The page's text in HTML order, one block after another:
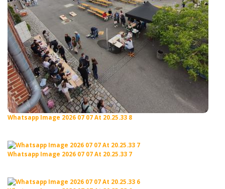
Whatsapp Image 2026 07 07 At 20.25.33 8
Whatsapp Image 2026 07 07 At 20.25.33 7